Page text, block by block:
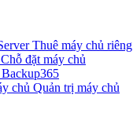
Thuê máy chủ riêng
Chỗ đặt máy chủ
Backup365
Quản trị máy chủ